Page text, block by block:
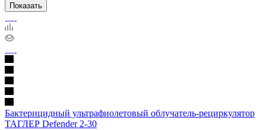
Показать
Бактерицидный ультрафиолетовый облучатель-рециркулятор
ТАГЛЕР Defender 2-30